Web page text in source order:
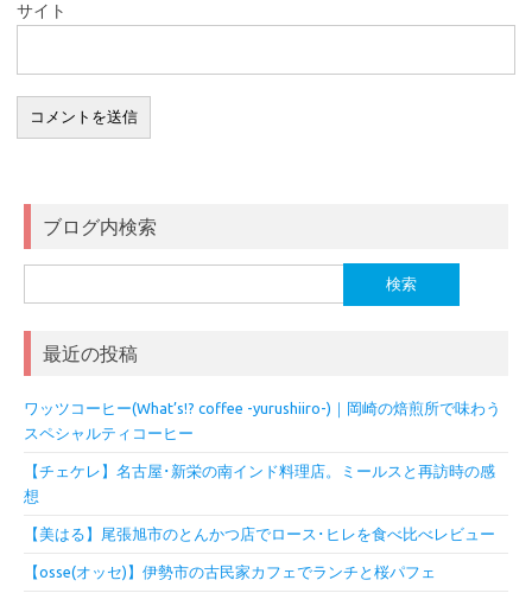
サイト
ブログ内検索
索:
最近の投稿
ワッツコーヒー(What’s!? coffee -yurushiiro-)｜岡崎の焙煎所で味わう
スペシャルティコーヒー
【チェケレ】名古屋･新栄の南インド料理店。ミールスと再訪時の感
想
【美はる】尾張旭市のとんかつ店でロース･ヒレを食べ比べレビュー
【osse(オッセ)】伊勢市の古民家カフェでランチと桜パフェ